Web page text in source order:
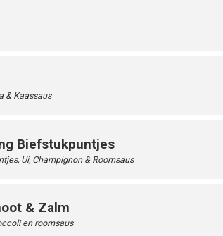
& Kaassaus
Biefstukpuntjes
Ui, Champignon & Roomsaus
& Zalm
en roomsaus